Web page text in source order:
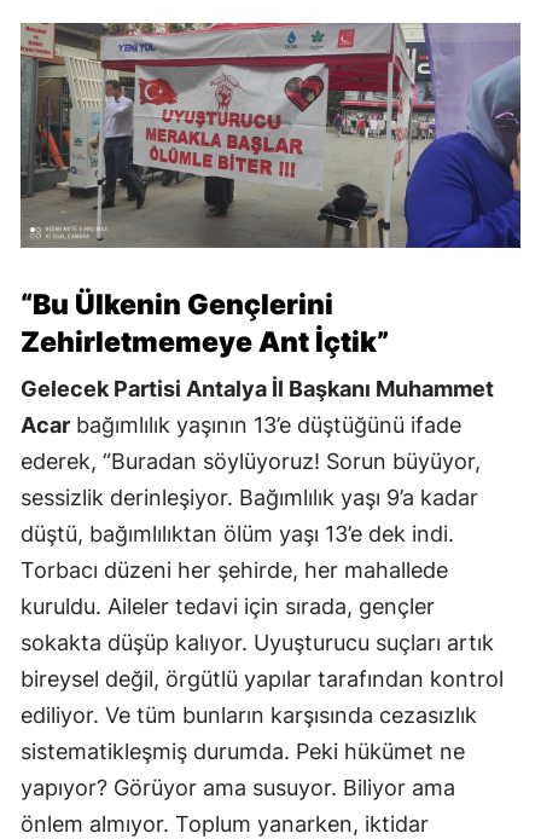
“Bu Ülkenin Gençlerini
Zehirletmemeye Ant İçtik”
Gelecek Partisi Antalya İl Başkanı Muhammet
Acar bağımlılık yaşının 13’e düştüğünü ifade
ederek, “Buradan söylüyoruz! Sorun büyüyor,
sessizlik derinleşiyor. Bağımlılık yaşı 9’a kadar
düştü, bağımlılıktan ölüm yaşı 13’e dek indi.
Torbacı düzeni her şehirde, her mahallede
kuruldu. Aileler tedavi için sırada, gençler
sokakta düşüp kalıyor. Uyuşturucu suçları artık
bireysel değil, örgütlü yapılar tarafından kontrol
ediliyor. Ve tüm bunların karşısında cezasızlık
sistematikleşmiş durumda. Peki hükümet ne
yapıyor? Görüyor ama susuyor. Biliyor ama
önlem almıyor. Toplum yanarken, iktidar